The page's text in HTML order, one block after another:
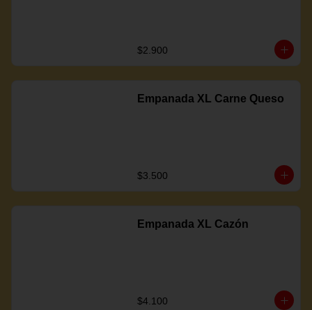
$2.900
Empanada XL Carne Queso
$3.500
Empanada XL Cazón
$4.100